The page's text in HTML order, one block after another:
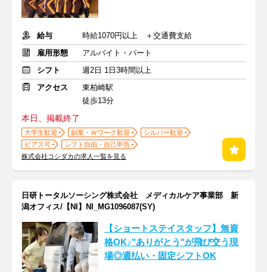
給与
時給1070円以上 ＋交通費支給
雇用形態
アルバイト・パート
シフト
週2日 1日3時間以上
アクセス
東柏崎駅
徒歩13分
本日、掲載終了
大学生歓迎 副業・Ｗワーク歓迎
シルバー歓迎
ピアス可
シフト自由・自己申告
株式会社コシダカの求人一覧を見る
日研トータルソーシング株式会社 メディカルケア事業部 新
潟オフィス/【NI】NI_MG1096087(SY)
【ショートステイスタッフ】無資
格OK♪"ありがとう"が飛び交う現
場◎週払い・固定シフトOK